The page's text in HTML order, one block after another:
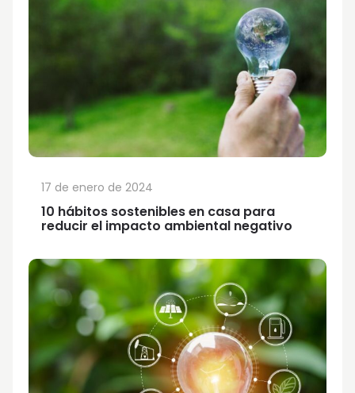
10 hábitos sostenibles en casa para
reducir el impacto ambiental negativo
17 de enero de 2024